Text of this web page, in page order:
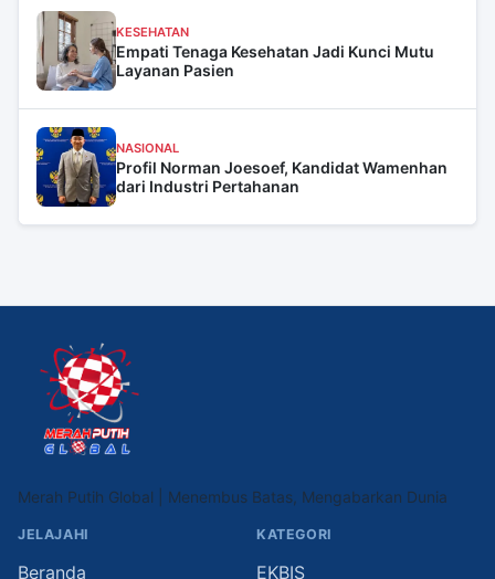
KESEHATAN
Empati Tenaga Kesehatan Jadi Kunci Mutu
Layanan Pasien
NASIONAL
Profil Norman Joesoef, Kandidat Wamenhan
dari Industri Pertahanan
Merah Putih Global | Menembus Batas, Mengabarkan Dunia
JELAJAHI
Beranda
KATEGORI
EKBIS